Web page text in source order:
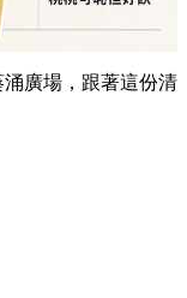
廣場，跟著這份清